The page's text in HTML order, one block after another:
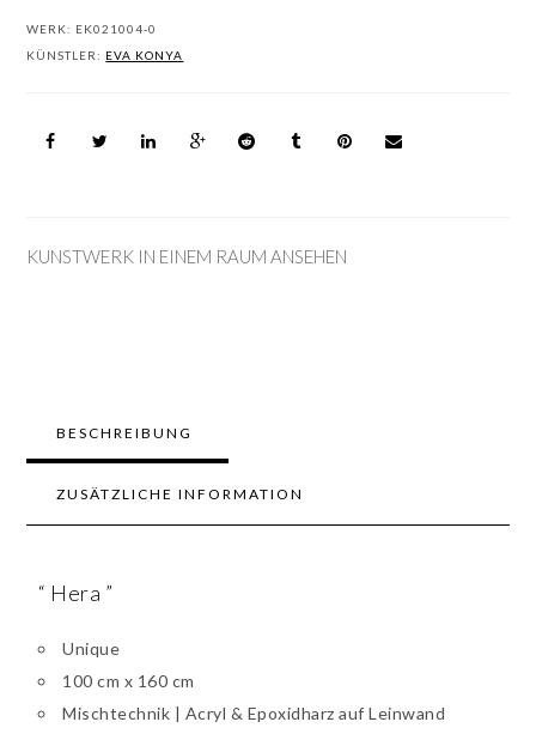
WERK: EK021004-0
KÜNSTLER: EVA KONYA
KUNSTWERK IN EINEM RAUM ANSEHEN
BESCHREIBUNG
ZUSÄTZLICHE INFORMATION
“ Hera ”
Unique
100 cm x 160 cm
Mischtechnik | Acryl & Epoxidharz auf Leinwand